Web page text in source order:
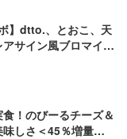
】dtto.、とおこ、天
サイン風ブロマイド
！のびーるチーズ＆
しさ＜45％増量作